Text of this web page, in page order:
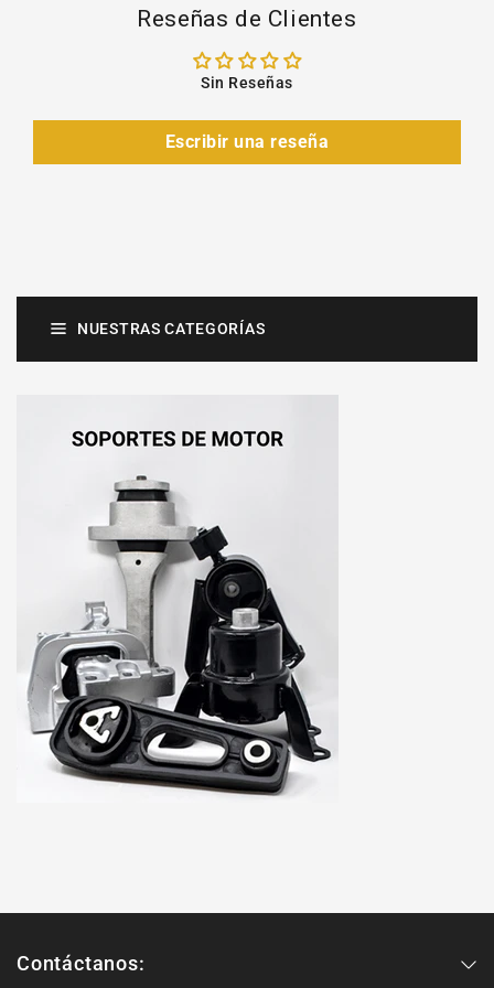
Reseñas de Clientes
Sin Reseñas
Escribir una reseña
NUESTRAS CATEGORÍAS
Contáctanos: